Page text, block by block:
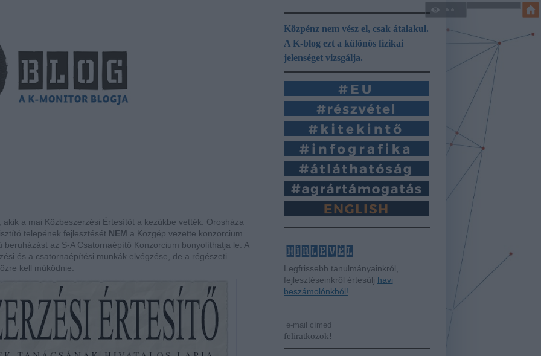
Közpénz nem vész el, csak átalakul.
A K-blog ezt a különös fizikai
jelenséget vizsgálja.
hírlevél
Legfrissebb tanulmányainkról,
fejlesztéseinkről értesülj havi
beszámolónkból!
a mai Közbeszerzési Értesítőt a kezükbe vették. Orosháza
telepének fejlesztését NEM a Közgép vezette konzorcium
beruházást az S-A Csatornaépítő Konzorcium bonyolíthatja le. A
és a csatornaépítési munkák elvégzése, de a régészeti
kell működnie.